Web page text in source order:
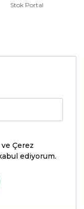
Stok Portal
Çerez
ediyorum.